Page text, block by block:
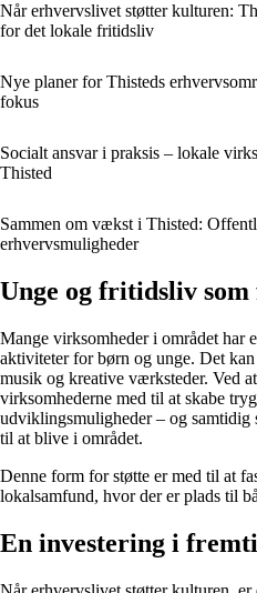
Når erhvervslivet støtter kulturen:
for det lokale fritidsliv
Nye planer for Thisteds
fokus
Socialt ansvar i praksis – lokale
Thisted
Sammen om vækst i Thisted:
erhvervsmuligheder
Unge og fritidsliv som
Mange virksomheder i området har
aktiviteter for børn og unge. Det
musik og kreative værksteder. Ved
virksomhederne med til at skabe
udviklingsmuligheder – og samtidig
til at blive i området.
Denne form for støtte er med til at
lokalsamfund, hvor der er plads til
En investering i